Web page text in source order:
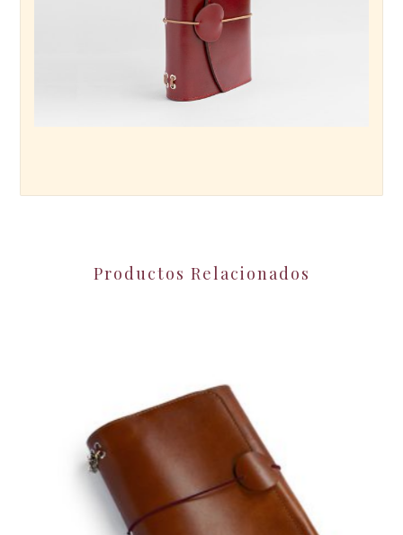
Productos Relacionados